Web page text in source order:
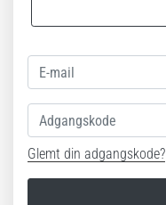
Adgangskode
Glemt din adgangskode?